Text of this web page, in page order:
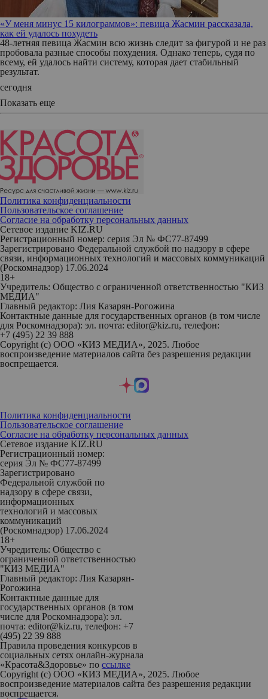
«У меня минус 15 килограммов»: певица Жасмин рассказала,
как ей удалось похудеть
48-летняя певица Жасмин всю жизнь следит за фигурой и не раз
пробовала разные способы похудения. Однако теперь, судя по
всему, ей удалось найти систему, которая дает стабильный
результат.
сегодня
Показать еще
Политика конфиденциальности
Пользовательское соглашение
Согласие на обработку персональных данных
Сетевое издание KIZ.RU
Регистрационный номер: серия Эл № ФС77-87499
Зарегистрировано Федеральной службой по надзору в сфере
связи, информационных технологий и массовых коммуникаций
(Роскомнадзор) 17.06.2024
18+
Учредитель: Общество с ограниченной ответственностью "КИЗ
МЕДИА"
Главный редактор: Лия Казарян-Рогожина
Контактные данные для государственных органов (в том числе
для Роскомнадзора): эл. почта: editor@kiz.ru, телефон:
+7 (495) 22 39 888
Copyright (с) ООО «КИЗ МЕДИА», 2025. Любое
воспроизведение материалов сайта без разрешения редакции
воспрещается.
Политика конфиденциальности
Пользовательское соглашение
Согласие на обработку персональных данных
Сетевое издание KIZ.RU
Регистрационный номер:
серия Эл № ФС77-87499
Зарегистрировано
Федеральной службой по
надзору в сфере связи,
информационных
технологий и массовых
коммуникаций
(Роскомнадзор) 17.06.2024
18+
Учредитель: Общество с
ограниченной ответственностью
"КИЗ МЕДИА"
Главный редактор: Лия Казарян-
Рогожина
Контактные данные для
государственных органов (в том
числе для Роскомнадзора): эл.
почта: editor@kiz.ru, телефон: +7
(495) 22 39 888
Правила проведения конкурсов в
социальных сетях онлайн-журнала
«Красота&Здоровье» по ссылке
Copyright (с) ООО «КИЗ МЕДИА», 2025. Любое
воспроизведение материалов сайта без разрешения редакции
воспрещается.